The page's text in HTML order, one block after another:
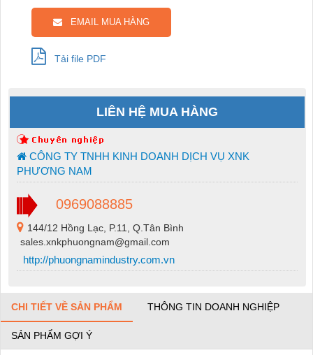
EMAIL MUA HÀNG
Tải file PDF
LIÊN HỆ MUA HÀNG
CÔNG TY TNHH KINH DOANH DỊCH VỤ XNK
PHƯƠNG NAM
0969088885
144/12 Hồng Lạc, P.11, Q.Tân Bình
sales.xnkphuongnam@gmail.com
http://phuongnamindustry.com.vn
CHI TIẾT VỀ SẢN PHẨM THÔNG TIN DOANH NGHIỆP
SẢN PHẨM GỢI Ý